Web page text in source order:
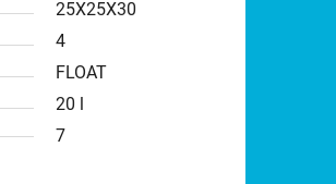
25X25X30
4
FLOAT
20 l
7